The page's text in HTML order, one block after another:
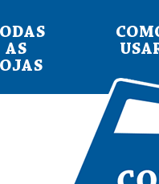
AS